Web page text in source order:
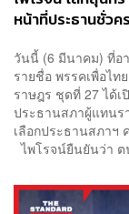
หน้าที่ประธานชั่วค
วันนี้ (6 มีนาคม) ที่อ
รายชื่อ พรรคเพื่อไ
ราษฎร ชุดที่ 27 ได้
ประธานสภาผู้แทนร
เลือกประธานสภาฯ
ไพโรจน์ยืนยันว่า ต